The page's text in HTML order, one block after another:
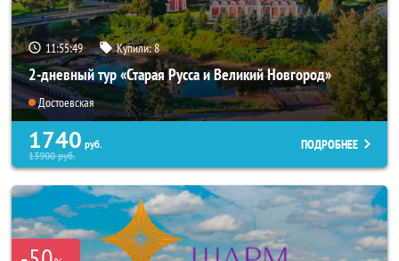
11:55:48 Купили:8
2-дневный тур «Старая Русса и Великий Новгород»
Достоевская
1740 руб.
13900руб.
ПОДРОБНЕЕ